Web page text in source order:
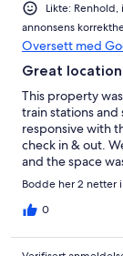
Likte:
annonsens
Oversett med
Great location
This property
train stations and
responsive with
check in & out.
and the space
but still was hot
Bodde her 2 netter
0